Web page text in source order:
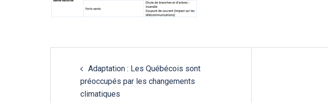
l'article
Adaptation : Les Québécois sont
préoccupés par les changements
climatiques